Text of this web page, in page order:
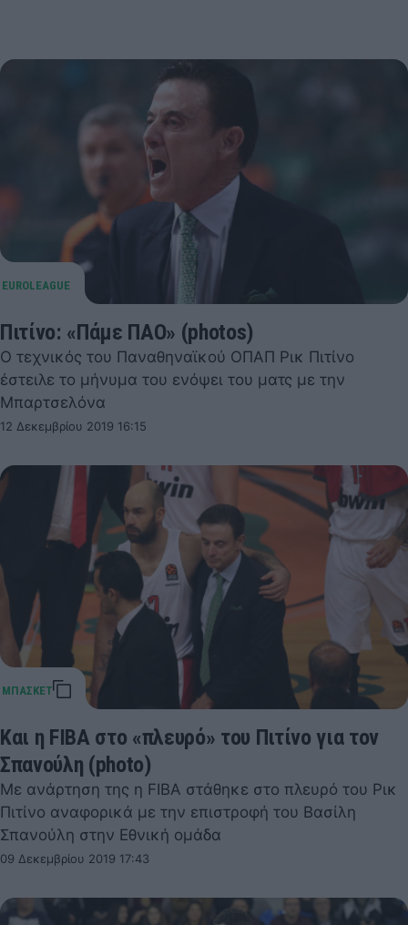
Πιτίνο: «Πάμε ΠΑΟ» (photos)
Ο τεχνικός του Παναθηναϊκού ΟΠΑΠ Ρικ Πιτίνο
έστειλε το μήνυμα του ενόψει του ματς με την
Μπαρτσελόνα
12 Δεκεμβρίου 2019 16:15
Και η FIBA στο «πλευρό» του Πιτίνο για τον
Σπανούλη (photo)
Με ανάρτηση της η FIBA στάθηκε στο πλευρό του Ρικ
Πιτίνο αναφορικά με την επιστροφή του Βασίλη
Σπανούλη στην Εθνική ομάδα
09 Δεκεμβρίου 2019 17:43